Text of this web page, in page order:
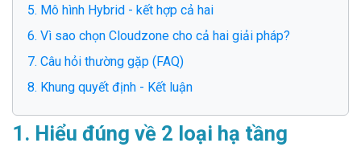
5. Mô hình Hybrid - kết hợp cả hai
6. Vì sao chọn Cloudzone cho cả hai giải pháp?
7. Câu hỏi thường gặp (FAQ)
8. Khung quyết định - Kết luận
1. Hiểu đúng về 2 loại hạ tầng